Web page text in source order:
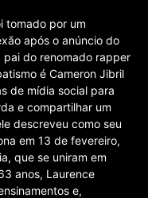
tomado por um
após o anúncio do
pai do renomado rapper
é Cameron Jibril
de mídia social para
e compartilhar um
descreveu como seu
em 13 de fevereiro,
que se uniram em
anos, Laurence
e,